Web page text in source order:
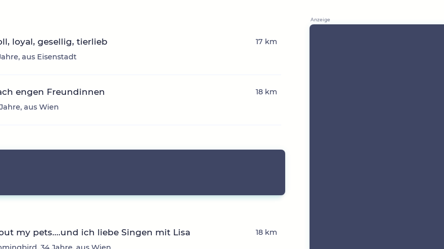
loyal, gesellig, tierlieb
aus Eisenstadt
17 km
engen Freundinnen
aus Wien
18 km
my pets....und ich liebe Singen mit Lisa 18 km